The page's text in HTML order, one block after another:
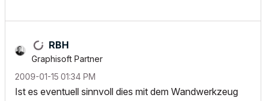
RBH
Graphisoft Partner
‎2009-01-15 01:34 PM
Ist es eventuell sinnvoll dies mit dem Wandwerkzeug